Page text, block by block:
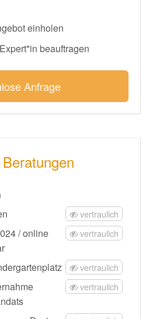
einholen
beauftragen
Anfrage
Beratungen
vertraulich
vertraulich
/ online
vertraulich
vertraulich